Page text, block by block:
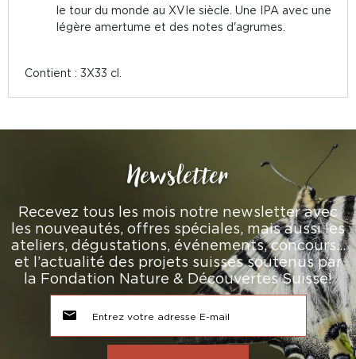
le tour du monde au XVIe siècle. Une IPA avec une
légère amertume et des notes d'agrumes.
Contient : 3X33 cl.
Newsletter
Recevez tous les mois notre newsletter avec
les nouveautés, offres spéciales, mais aussi les
ateliers, dégustations, événements, concours…
et l’actualité des projets suisses soutenus par
la Fondation Nature & Découvertes Suisse!